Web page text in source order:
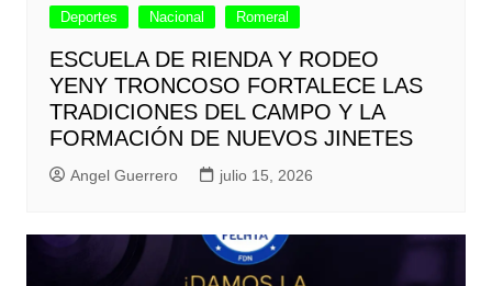
Deportes Nacional Romeral
ESCUELA DE RIENDA Y RODEO
YENY TRONCOSO FORTALECE LAS
TRADICIONES DEL CAMPO Y LA
FORMACIÓN DE NUEVOS JINETES
Angel Guerrero julio 15, 2026